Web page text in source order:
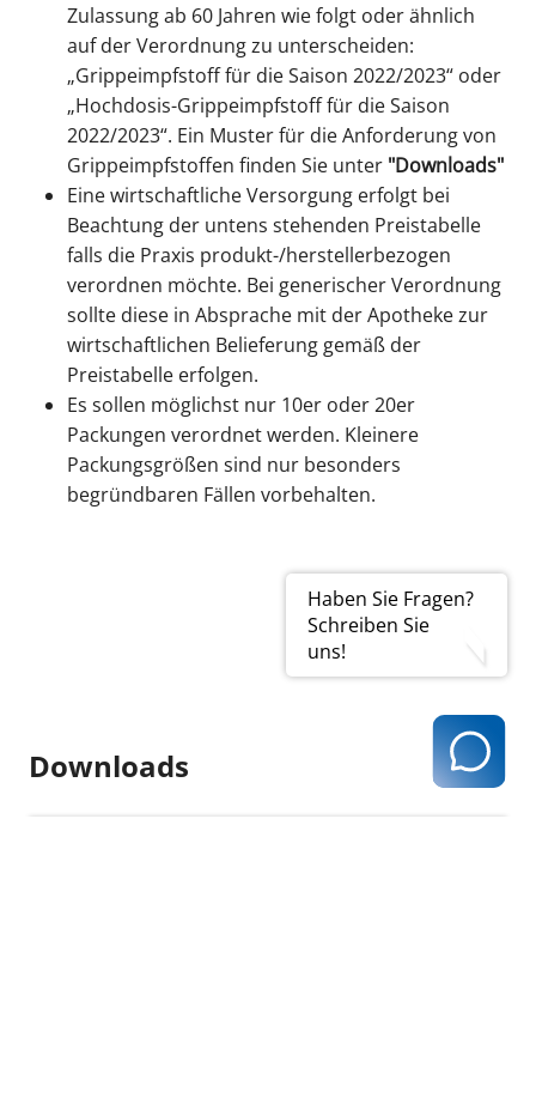
Haben Sie Fragen?
Schreiben Sie
uns!
Zulassung ab 60 Jahren wie folgt oder ähnlich
auf der Verordnung zu unterscheiden:
„Grippeimpfstoff für die Saison 2022/2023“ oder
„Hochdosis-Grippeimpfstoff für die Saison
2022/2023“. Ein Muster für die Anforderung von
Grippeimpfstoffen finden Sie unter "Downloads"
Eine wirtschaftliche Versorgung erfolgt bei
Beachtung der untens stehenden Preistabelle
falls die Praxis produkt-/herstellerbezogen
verordnen möchte. Bei generischer Verordnung
sollte diese in Absprache mit der Apotheke zur
wirtschaftlichen Belieferung gemäß der
Preistabelle erfolgen.
Es sollen möglichst nur 10er oder 20er
Packungen verordnet werden. Kleinere
Packungsgrößen sind nur besonders
begründbaren Fällen vorbehalten.
Downloads